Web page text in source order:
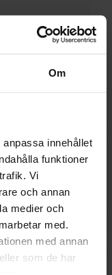
Om
innehållet
funktioner
Vi
och annan
medier och
med.
med annan
som de har
Red Band Cola